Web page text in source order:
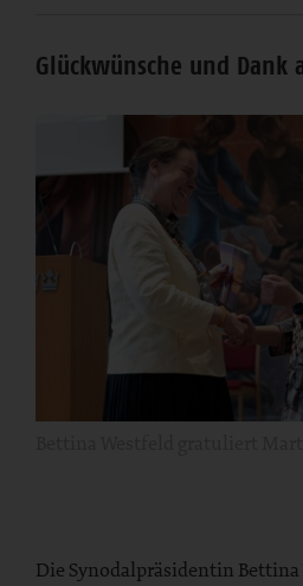
Glückwünsche und Dank
Die Synodalpräsidentin